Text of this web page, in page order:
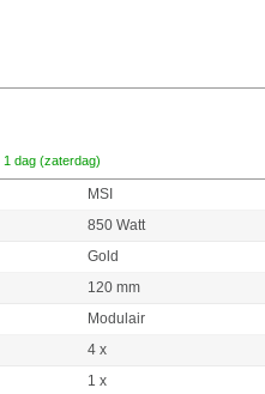
1 dag (zaterdag)
MSI
850 Watt
Gold
120 mm
Modulair
4 x
1 x